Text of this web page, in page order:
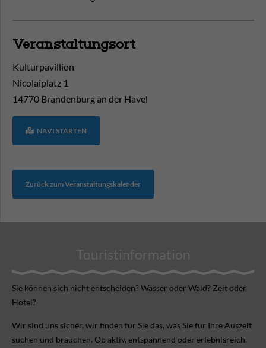
Veranstaltungsort
Kulturpavillion
Nicolaiplatz 1
14770 Brandenburg an der Havel
NAVI STARTEN
Zurück zum Veranstaltungskalender
Touristinformation
Sie können sich nicht ent­scheiden? Wasser oder Wald? Zelt oder
Hotel?
Wir sind uns sicher, wir finden für Sie das, was Sie für Ihre Aus­zeit
suchen und brauchen. Ob aktiv, ent­spannend oder erlebnis­reich.